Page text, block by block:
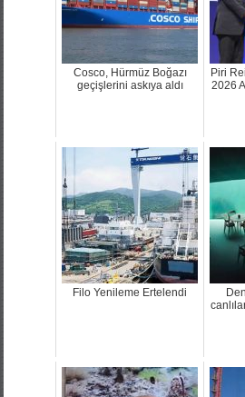
Cosco, Hürmüz Boğazı
geçişlerini askıya aldı
Piri
2026
Filo Yenileme Ertelendi